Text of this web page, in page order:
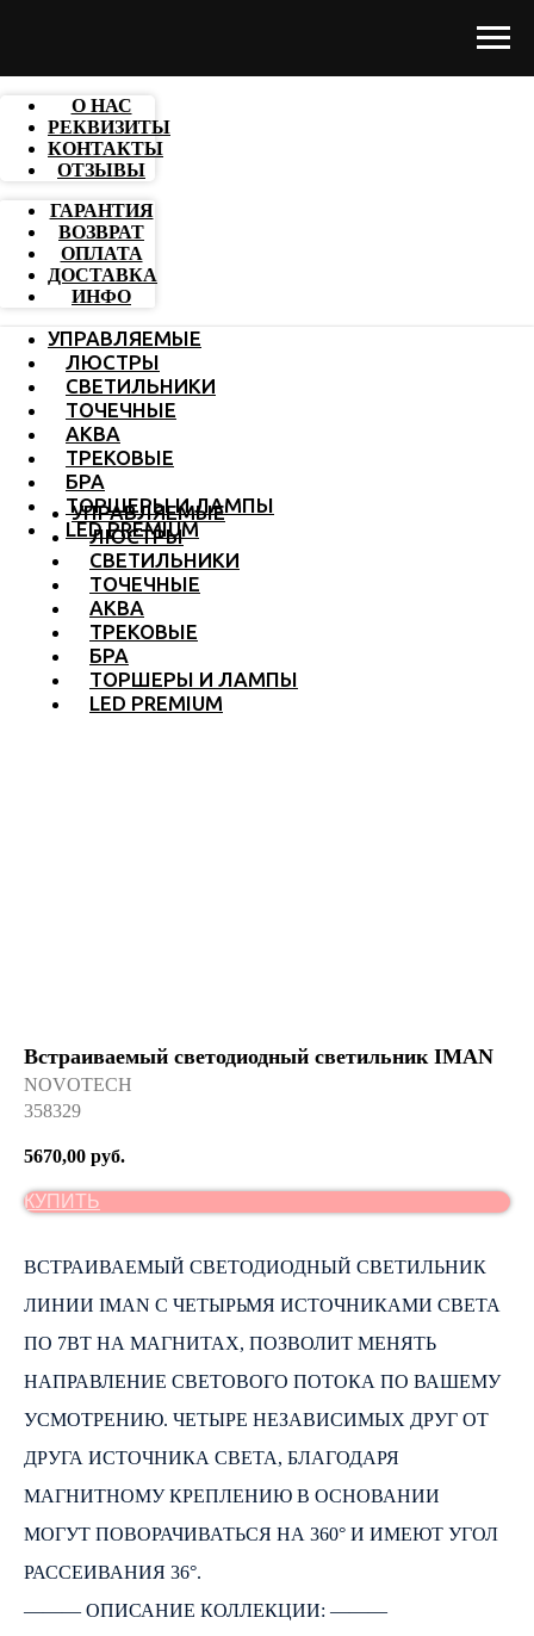
О НАС
РЕКВИЗИТЫ
КОНТАКТЫ
ОТЗЫВЫ
ГАРАНТИЯ
ВОЗВРАТ
ОПЛАТА
ДОСТАВКА
ИНФО
УПРАВЛЯЕМЫЕ
ЛЮСТРЫ
СВЕТИЛЬНИКИ
ТОЧЕЧНЫЕ
АКВА
ТРЕКОВЫЕ
БРА
ТОРШЕРЫ И ЛАМПЫ
LED PREMIUM
УПРАВЛЯЕМЫЕ
ЛЮСТРЫ
СВЕТИЛЬНИКИ
ТОЧЕЧНЫЕ
АКВА
ТРЕКОВЫЕ
БРА
ТОРШЕРЫ И ЛАМПЫ
LED PREMIUM
Встраиваемый светодиодный светильник IMAN
NOVOTECH
358329
5670,00 руб.
КУПИТЬ
ВСТРАИВАЕМЫЙ СВЕТОДИОДНЫЙ СВЕТИЛЬНИК
ЛИНИИ IMAN С ЧЕТЫРЬМЯ ИСТОЧНИКАМИ СВЕТА
ПО 7ВТ НА МАГНИТАХ, ПОЗВОЛИТ МЕНЯТЬ
НАПРАВЛЕНИЕ СВЕТОВОГО ПОТОКА ПО ВАШЕМУ
УСМОТРЕНИЮ. ЧЕТЫРЕ НЕЗАВИСИМЫХ ДРУГ ОТ
ДРУГА ИСТОЧНИКА СВЕТА, БЛАГОДАРЯ
МАГНИТНОМУ КРЕПЛЕНИЮ В ОСНОВАНИИ
МОГУТ ПОВОРАЧИВАТЬСЯ НА 360° И ИМЕЮТ УГОЛ
РАССЕИВАНИЯ 36°.
――― ОПИСАНИЕ КОЛЛЕКЦИИ: ―――